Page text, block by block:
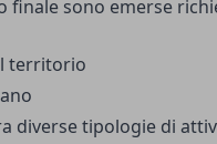
finale sono emerse
territorio
diverse tipologie di